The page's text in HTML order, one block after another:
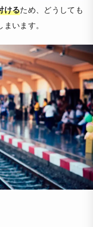
けるため、どうしても
います。